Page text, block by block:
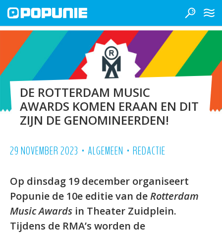
DE ROTTERDAM MUSIC
AWARDS KOMEN ERAAN EN DIT
ZIJN DE GENOMINEERDEN!
29 NOVEMBER 2023 • ALGEMEEN • REDACTIE
Op dinsdag 19 december organiseert
Popunie de 10e editie van deRotterdam
Music Awards in Theater Zuidplein.
Tijdens de RMA’s worden de